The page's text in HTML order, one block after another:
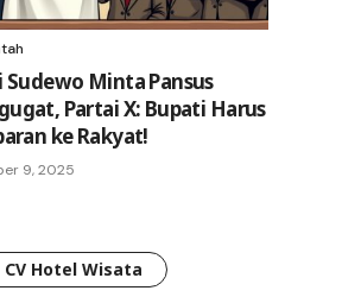
Sudewo Minta Pansus
Partai X: Bupati Harus
ke Rakyat!
9, 2025
CV Hotel Wisata